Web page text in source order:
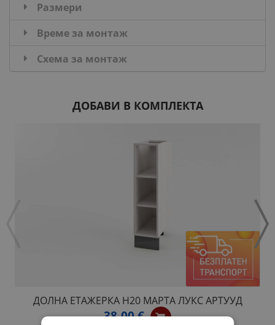
Размери
Време за монтаж
Схема за монтаж
ДОБАВИ В КОМПЛЕКТА
ДОЛНА ЕТАЖЕРКА Н20 МАРТА ЛУКС АРТУУД
38,00 €